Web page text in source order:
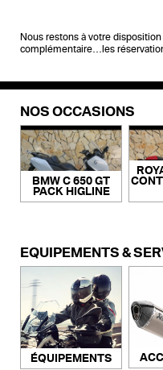
Nous restons à votre
complémentaire…les
NOS OCCASIONS
BMW C 650 GT
PACK HIGLINE
ÉQUIPEMENTS &
ÉQUIPEMENTS